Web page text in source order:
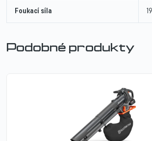
Foukací síla
Podobné produkty